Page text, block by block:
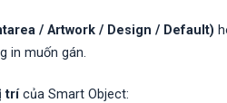
/ Artwork / Design / Default)
in muốn gán.
trícủa Smart Object: